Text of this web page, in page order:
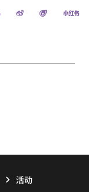
微信 微博 飞猪
活动